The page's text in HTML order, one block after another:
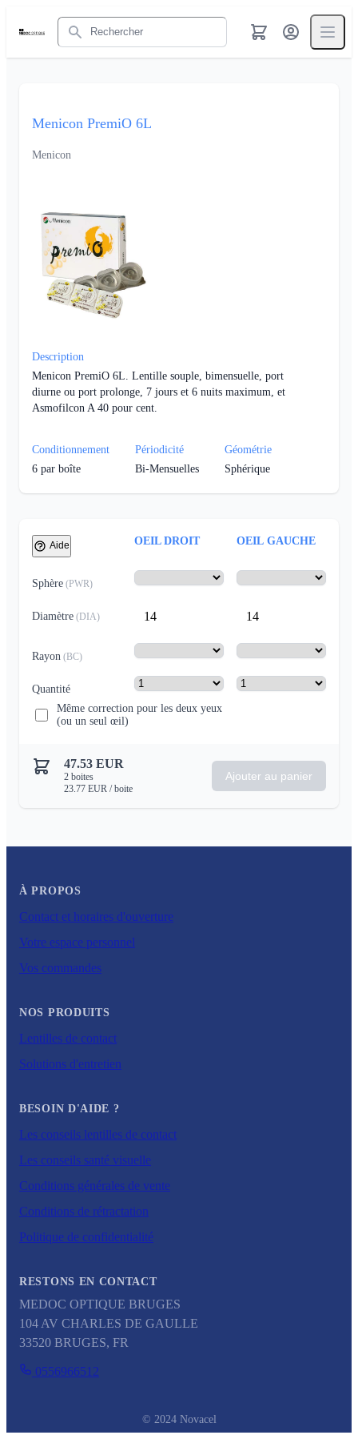
Rechercher
Menicon PremiO 6L
Menicon
Description
Menicon PremiO 6L. Lentille souple, bimensuelle, port
diurne ou port prolonge, 7 jours et 6 nuits maximum, et
Asmofilcon A 40 pour cent.
Conditionnement
6 par boîte
Périodicité
Bi-Mensuelles
Géométrie
Sphérique
Aide OEIL DROIT OEIL GAUCHE
Sphère (PWR)
Diamètre (DIA) 14 14
Rayon (BC)
Quantité
Même correction pour les deux yeux
(ou un seul œil)
47.53 EUR
2 boites
23.77 EUR / boite
Ajouter au panier
À PROPOS
Contact et horaires d'ouverture
Votre espace personnel
Vos commandes
NOS PRODUITS
Lentilles de contact
Solutions d'entretien
BESOIN D'AIDE ?
Les conseils lentilles de contact
Les conseils santé visuelle
Conditions générales de vente
Conditions de rétractation
Politique de confidentialité
RESTONS EN CONTACT
MEDOC OPTIQUE BRUGES
104 AV CHARLES DE GAULLE
33520 BRUGES, FR
0556966512
© 2024 Novacel